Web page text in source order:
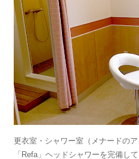
更衣室・シャワー室（メナードのア
「Refa」ヘッドシャワーを完備して